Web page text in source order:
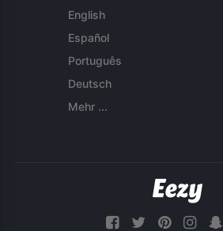
English
Español
Português
Deutsch
Mehr ...